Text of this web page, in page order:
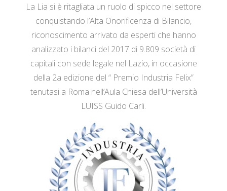
La Lia si è ritagliata un ruolo di spicco nel settore
conquistando l’Alta Onorificenza di Bilancio,
riconoscimento arrivato da esperti che hanno
analizzato i bilanci del 2017 di 9.809 società di
capitali con sede legale nel Lazio, in occasione
della 2a edizione del “ Premio Industria Felix”
tenutasi a Roma nell’Aula Chiesa dell’Università
LUISS Guido Carli.